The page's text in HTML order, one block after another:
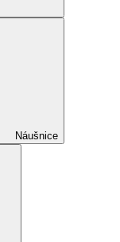
Náušnice